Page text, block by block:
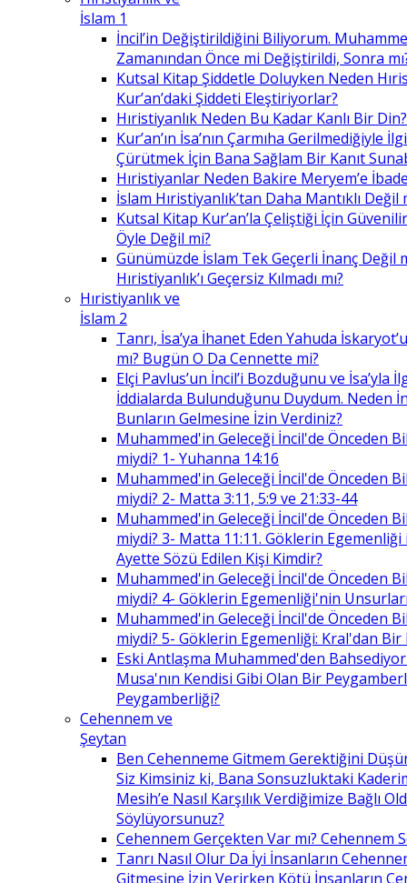
İslam 1
İncil’in Değiştirildiğini Biliyorum.
Zamanından Önce mi Değiştirildi, Sonra
Kutsal Kitap Şiddetle Doluyken Neden
Kur’an’daki Şiddeti Eleştiriyorlar?
Hıristiyanlık Neden Bu Kadar Kanlı Bir Din?
Kur’an’ın İsa’nın Çarmıha Gerilmediğiyle
Çürütmek İçin Bana Sağlam Bir Kanıt
Hıristiyanlar Neden Bakire Meryem’e
İslam Hıristiyanlık’tan Daha Mantıklı Değil
Kutsal Kitap Kur’an’la Çeliştiği İçin
Öyle Değil mi?
Günümüzde İslam Tek Geçerli İnanç Değil
Hıristiyanlık’ı Geçersiz Kılmadı mı?
Hıristiyanlık ve
İslam 2
Tanrı, İsa’ya İhanet Eden Yahuda
mı? Bugün O Da Cennette mi?
Elçi Pavlus’un İncil’i Bozduğunu ve İsa’yla
İddialarda Bulunduğunu Duydum. Neden
Bunların Gelmesine İzin Verdiniz?
Muhammed'in Geleceği İncil'de Önceden
miydi? 1- Yuhanna 14:16
Muhammed'in Geleceği İncil'de Önceden
miydi? 2- Matta 3:11, 5:9 ve 21:33-44
Muhammed'in Geleceği İncil'de Önceden
miydi? 3- Matta 11:11. Göklerin
Ayette Sözü Edilen Kişi Kimdir?
Muhammed'in Geleceği İncil'de Önceden
miydi? 4- Göklerin Egemenliği'nin
Muhammed'in Geleceği İncil'de Önceden
miydi? 5- Göklerin Egemenliği: Kral'dan Bir
Eski Antlaşma Muhammed'den Bahsediyor
Musa'nın Kendisi Gibi Olan Bir
Peygamberliği?
Cehennem ve
Şeytan
Ben Cehenneme Gitmem Gerektiğini
Siz Kimsiniz ki, Bana Sonsuzluktaki
Mesih’e Nasıl Karşılık Verdiğimize Bağlı
Söylüyorsunuz?
Cehennem Gerçekten Var mı? Cehennem
Tanrı Nasıl Olur Da İyi İnsanların
Gitmesine İzin Verirken Kötü İnsanların